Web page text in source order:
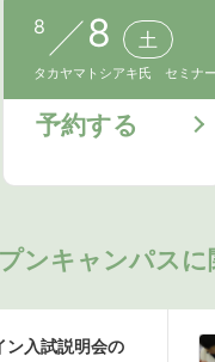
8 8 土
タカヤマトシアキ氏 セミナー
予約する
ンキャンパス
入試説明会の